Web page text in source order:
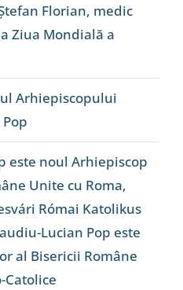
Florian, medic
Ziua Mondială a
Arhiepiscopului
este noul Arhiepiscop
Unite cu Roma,
Római Katolikus
Lucian Pop este
al Bisericii Române
Catolice